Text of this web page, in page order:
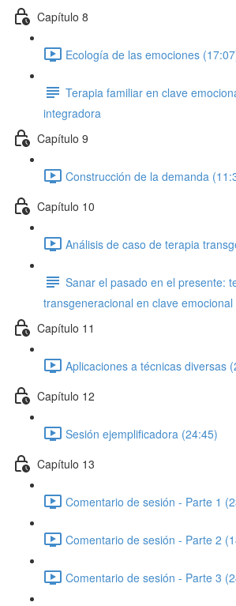
Capítulo 8
Ecología de las emociones
Terapia familiar en clave
integradora
Capítulo 9
Construcción de la demanda
Capítulo 10
Análisis de caso de terapia
Sanar el pasado en el presente:
transgeneracional en clave emocional
Capítulo 11
Aplicaciones a técnicas diversas
Capítulo 12
Sesión ejemplificadora (24:45)
Capítulo 13
Comentario de sesión - Parte 1
Comentario de sesión - Parte 2
Comentario de sesión - Parte 3